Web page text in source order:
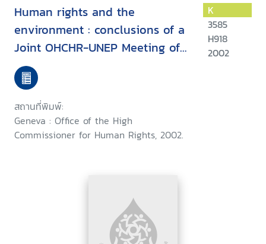
Human rights and the
environment : conclusions of a
Joint OHCHR-UNEP Meeting of
Experts on Human Rights and
the Environment, Geneva,
January 2002 /Office of the
High Commissioner for Human
Rights, United Nations
สถานที่พิมพ์:
Geneva : Office of the High
Commissioner for Human Rights, 2002.
K
3585
H918
2002